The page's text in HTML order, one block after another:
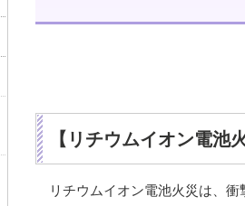
【リチウムイオン電池
リチウムイオン電池火災は、